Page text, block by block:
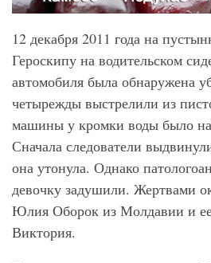
12 декабря 2011 года на
Героскипу на водительском
автомобиля была обнаружена
четырежды выстрелили из
машины у кромки воды было
Сначала следователи
она утонула. Однако
девочку задушили. Жертвами
Юлия Оборок из Молдавии и ее
Виктория.